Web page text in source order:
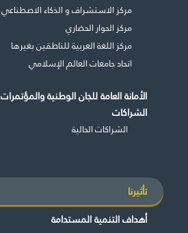
مركز الاستشراف و الذكاء الاصطناعي
مركز الحوار الحضاري
مركز اللغة العربية للناطقين بغيرها
اتحاد جامعات العالم الإسلامي
الأمانة العامة للجان الوطنية والمؤتمرات
الشراكات
الشراكات الحالية
تأثيرنا
أهداف التنمية المستدامة